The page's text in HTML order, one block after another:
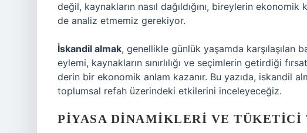
değil, kaynakların nasıl dağıldığını, bireylerin
de analiz etmemiz gerekiyor.
İskandil almak, genellikle günlük yaşamda
eylemi, kaynakların sınırlılığı ve seçimlerin getirdiği
derin bir ekonomik anlam kazanır. Bu yazıda, iskandil
toplumsal refah üzerindeki etkilerini inceleyeceğiz.
PIYASA DINAMIKLERI VE TÜKETICI